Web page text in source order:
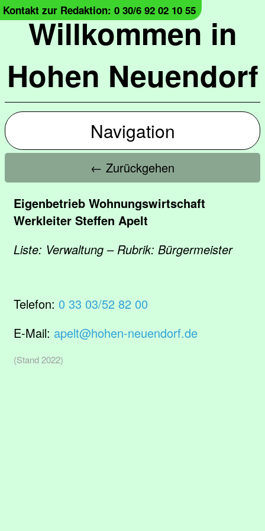
Willkommen in
Hohen Neuendorf
Kontakt zur Redaktion: 0 30/6 92 02 10 55
Navigation
← Zurückgehen
Eigenbetrieb Wohnungswirtschaft
Werkleiter Steffen Apelt
Liste: Verwaltung – Rubrik: Bürgermeister
Telefon: 0 33 03/52 82 00
E-Mail: apelt@hohen-neuendorf.de
(Stand 2022)